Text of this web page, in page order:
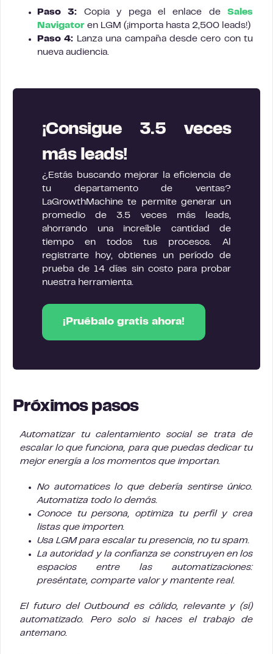
Paso 3: Copia y pega el enlace de Sales
Navigator en LGM (¡importa hasta 2,500 leads!)
Paso 4: Lanza una campaña desde cero con tu
nueva audiencia.
¡Consigue 3.5 veces
más leads!
¿Estás buscando mejorar la eficiencia de
tu departamento de ventas?
LaGrowthMachine te permite generar un
promedio de 3.5 veces más leads,
ahorrando una increíble cantidad de
tiempo en todos tus procesos. Al
registrarte hoy, obtienes un período de
prueba de 14 días sin costo para probar
nuestra herramienta.
¡Pruébalo gratis ahora!
Próximos pasos
Automatizar tu calentamiento social se trata de
escalar lo que funciona, para que puedas dedicar tu
mejor energía a los momentos que importan.
No automatices lo que debería sentirse único.
Automatiza todo lo demás.
Conoce tu persona, optimiza tu perfil y crea
listas que importen.
Usa LGM para escalar tu presencia, no tu spam.
La autoridad y la confianza se construyen en los
espacios entre las automatizaciones:
preséntate, comparte valor y mantente real.
El futuro del Outbound es cálido, relevante y (sí)
automatizado. Pero solo si haces el trabajo de
antemano.